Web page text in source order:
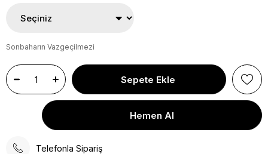
Sonbaharın Vazgeçilmezi
Telefonla Sipariş